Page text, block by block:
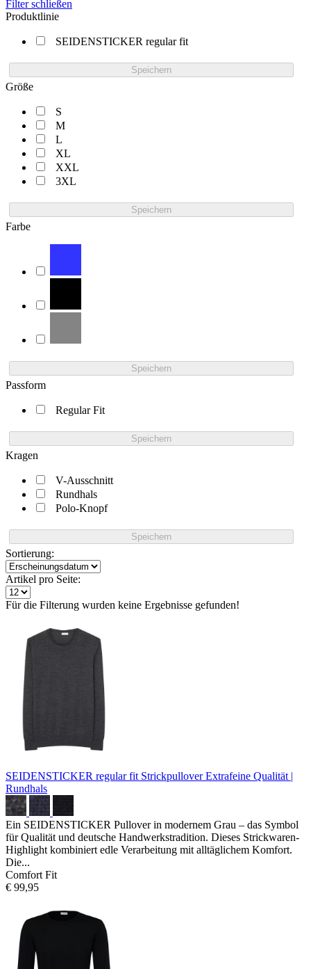
Filter schließen
Produktlinie
SEIDENSTICKER regular fit
Speichern
Größe
S
M
L
XL
XXL
3XL
Speichern
Farbe
Speichern
Passform
Regular Fit
Speichern
Kragen
V-Ausschnitt
Rundhals
Polo-Knopf
Speichern
Sortierung:
Artikel pro Seite:
Für die Filterung wurden keine Ergebnisse gefunden!
SEIDENSTICKER regular fit StrickpulloverExtrafeine Qualität |
Rundhals
Ein SEIDENSTICKER Pullover in modernem Grau – das Symbol
für Qualität und deutsche Handwerkstradition. Dieses Strickwaren-
Highlight kombiniert edle Verarbeitung mit alltäglichem Komfort.
Die...
Comfort Fit
€ 99,95